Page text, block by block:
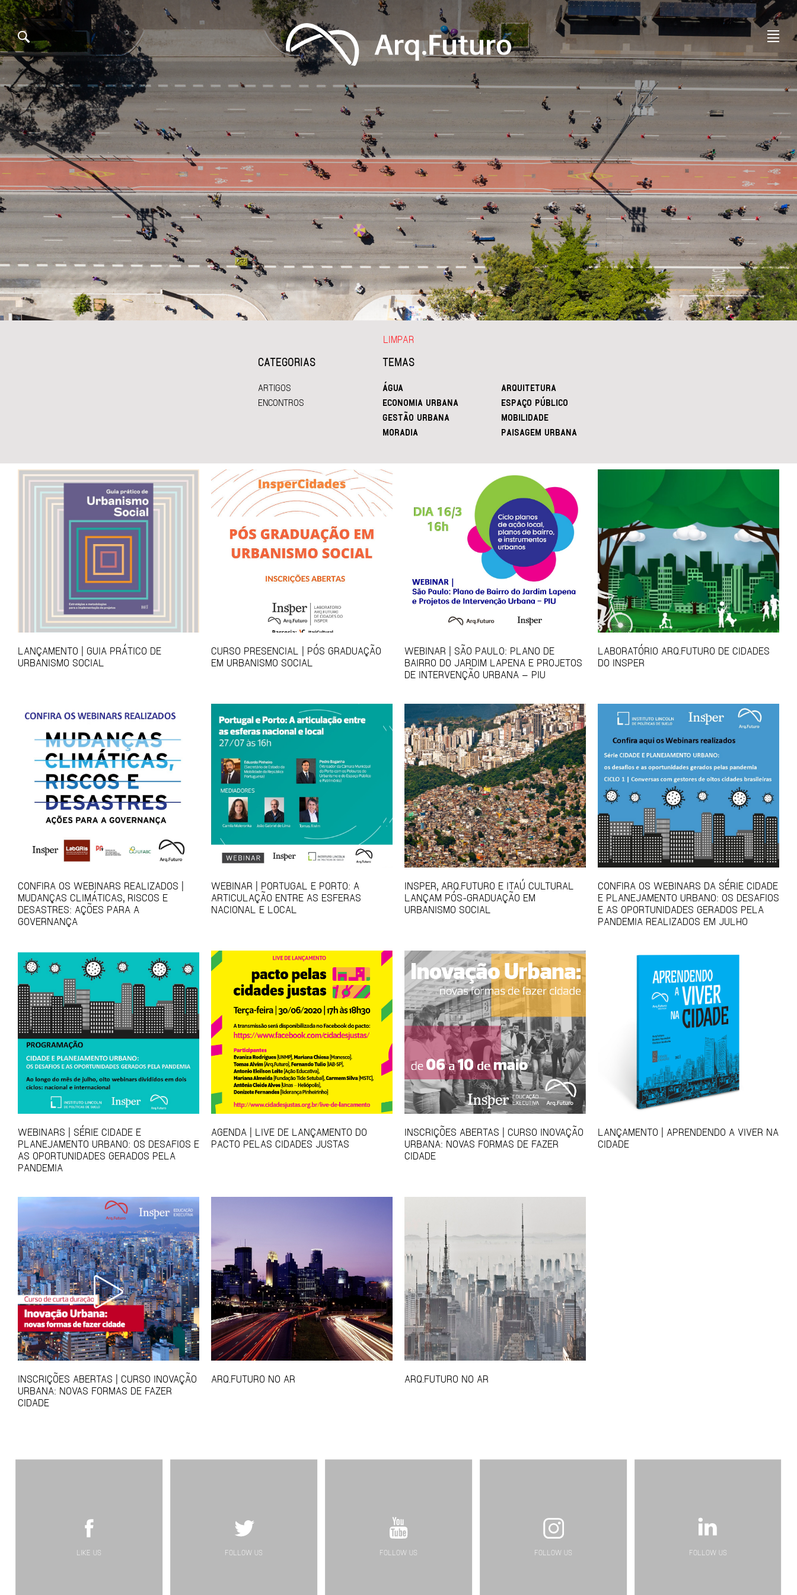
CATEGORIAS
ARTIGOS
ENCONTROS
TEMAS
ÁGUA
ARQUITETURA
ECONOMIA URBANA
ESPAÇO PÚBLICO
GESTÃO URBANA
MOBILIDADE
MORADIA
PAISAGEM URBANA
LIMPAR
LANÇAMENTO | GUIA PRÁTICO DE
URBANISMO SOCIAL
CURSO PRESENCIAL | PÓS GRADUAÇÃO
EM URBANISMO SOCIAL
WEBINAR | SÃO PAULO: PLANO DE
BAIRRO DO JARDIM LAPENA E PROJETOS
DE INTERVENÇÃO URBANA – PIU
LABORATÓRIO ARQ.FUTURO DE CIDADES
DO INSPER
CONFIRA OS WEBINARS REALIZADOS |
MUDANÇAS CLIMÁTICAS, RISCOS E
DESASTRES: AÇÕES PARA A
GOVERNANÇA
WEBINAR | PORTUGAL E PORTO: A
ARTICULAÇÃO ENTRE AS ESFERAS
NACIONAL E LOCAL
INSPER, ARQ.FUTURO E ITAÚ CULTURAL
LANÇAM PÓS-GRADUAÇÃO EM
URBANISMO SOCIAL
CONFIRA OS WEBINARS DA SÉRIE CIDADE
E PLANEJAMENTO URBANO: OS DESAFIOS
E AS OPORTUNIDADES GERADOS PELA
PANDEMIA REALIZADOS EM JULHO
WEBINARS | SÉRIE CIDADE E
PLANEJAMENTO URBANO: OS DESAFIOS E
AS OPORTUNIDADES GERADOS PELA
PANDEMIA
AGENDA | LIVE DE LANÇAMENTO DO
PACTO PELAS CIDADES JUSTAS
INSCRIÇÕES ABERTAS | CURSO INOVAÇÃO
URBANA: NOVAS FORMAS DE FAZER
CIDADE
LANÇAMENTO | APRENDENDO A VIVER NA
CIDADE
INSCRIÇÕES ABERTAS | CURSO INOVAÇÃO
URBANA: NOVAS FORMAS DE FAZER
CIDADE
ARQ.FUTURO NO AR ARQ.FUTURO NO AR
LIKE US FOLLOW US FOLLOW US FOLLOW US FOLLOW US